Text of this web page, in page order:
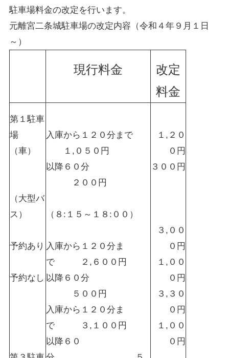
駐車場料金の改定を行います。
元離宮二条城駐車場の改定内容（令和４年９月１日
～）
現行料金
改定
料金
第１駐車
場
（車）
（大型バ
ス）
予約あり
予約なし
入庫から１２０分まで
１,０５０円
以降６０分
２００円
（８:１５～１８:００）
入庫から１２０分ま
で ２,６００円
以降６０分
５００円
入庫から１２０分ま
で ３,１００円
以降６０
１,２０
０円
３００円
３,００
０円
１,００
０円
３,３０
０円
１,００
０円